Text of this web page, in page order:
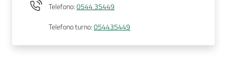
Telefono:0544 35449
Telefono turno:054435449